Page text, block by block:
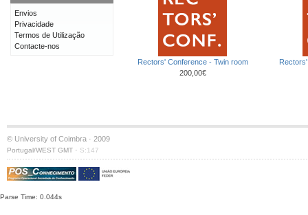
Rectors' Conference - Twin room
200,00€
Envios
Privacidade
Termos de Utilização
Contacte-nos
© University of Coimbra · 2009
Portugal/WEST GMT · S:147
Parse Time: 0.044s